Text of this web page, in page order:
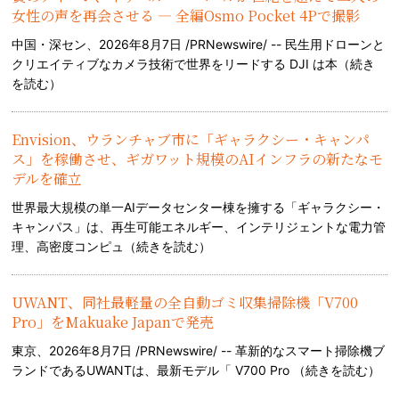
女性の声を再会させる — 全編Osmo Pocket 4Pで撮影
中国・深セン、2026年8月7日 /PRNewswire/ -- 民生用ドローンと
クリエイティブなカメラ技術で世界をリードする DJI は本（続き
を読む）
Envision、ウランチャブ市に「ギャラクシー・キャンパ
ス」を稼働させ、ギガワット規模のAIインフラの新たなモ
デルを確立
世界最大規模の単一AIデータセンター棟を擁する「ギャラクシー・
キャンパス」は、再生可能エネルギー、インテリジェントな電力管
理、高密度コンピュ（続きを読む）
UWANT、同社最軽量の全自動ゴミ収集掃除機「V700
Pro」をMakuake Japanで発売
東京、2026年8月7日 /PRNewswire/ -- 革新的なスマート掃除機ブ
ランドであるUWANTは、最新モデル「 V700 Pro （続きを読む）